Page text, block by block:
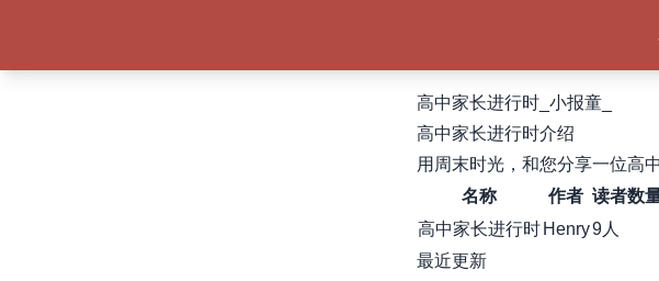
高中家长进行时_小报童_
高中家长进行时介绍
用周末时光，和您分享一位高
名称
作者 读者数
高中家长进行时 Henry9人
最近更新